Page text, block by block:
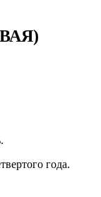
года.